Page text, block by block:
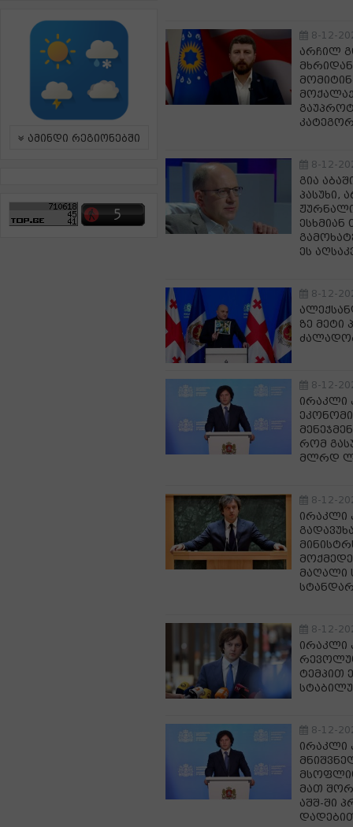
ამინდი რეგიონებში
8-12-
არჩილ
8-12-
გია
პასუხი,
ეს
8-12-
ზე მეტი
8-12-
ირაკლი
რომ
მლრდ
8-12-
ირაკლი
მაღალი
8-12-
ირაკლი
ტემპით
8-12-
ირაკლი
მათ
აშშ-ში